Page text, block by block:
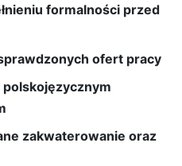
formalności przed
ofert pracy
polskojęzycznym
zakwaterowanie oraz